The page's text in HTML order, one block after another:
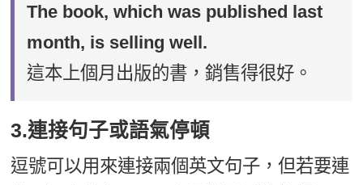
The book, which was published last
month, is selling well.
這本上個月出版的書，銷售得很好。
3.連接句子或語氣停頓
逗號可以用來連接兩個英文句子，但若要連